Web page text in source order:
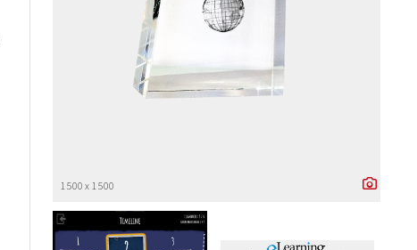
1 500 x 1 500